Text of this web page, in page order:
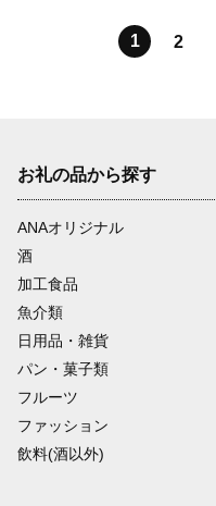
1 2
お礼の品から探す
ANAオリジナル
酒
加工食品
魚介類
日用品・雑貨
パン・菓子類
フルーツ
ファッション
飲料(酒以外)